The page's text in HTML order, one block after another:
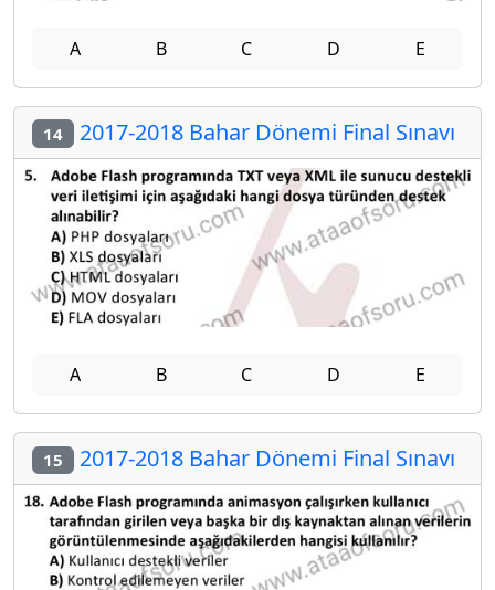
A B C D E
14 2017-2018 Bahar Dönemi Final Sınavı
A B C D E
15 2017-2018 Bahar Dönemi Final Sınavı